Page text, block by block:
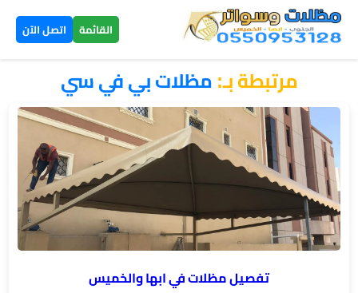
القائمة اتصل الآن ×
مظلات
سيارات
الخميس
▼
مظلات
هرمية
مرتبطة بـ:مظلات بي في سي
تفصيل مظلات في ابها والخميس